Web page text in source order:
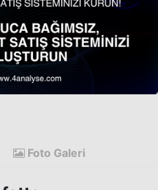
Foto Galeri